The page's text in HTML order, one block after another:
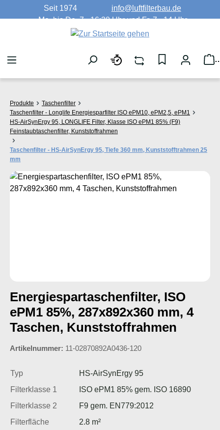
Zum Hauptinhalt springen
Seit 1974
info@luftfilterbau.de
Mo. bis Do. 7 - 16:30 Uhr und Fr. 7 - 14 Uhr
Produkte
Taschenfilter
Taschenfilter - Longlife Energiesparfilter ISO ePM10, ePM2,5, ePM1
HS-AirSynErgy 95, LONGLIFE Filter, Klasse ISO ePM1 85% (F9)
Feinstaubtaschenfilter, Kunststoffrahmen
Taschenfilter - HS-AirSynErgy 95, Tiefe 360 mm, Kunststofftrahmen 25
mm
Bildergalerie überspringen
Energiespartaschenfilter, ISO
ePM1 85%, 287x892x360 mm, 4
Taschen, Kunststoffrahmen
Artikelnummer: 11-02870892A0436-120
Typ
HS-AirSynErgy 95
Filterklasse 1
ISO ePM1 85% gem. ISO 16890
Filterklasse 2
F9 gem. EN779:2012
Filterfläche
2.8 m²